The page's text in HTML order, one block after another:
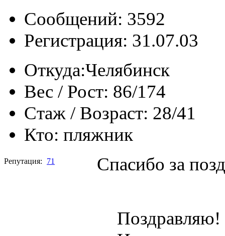
Сообщений: 3592
Регистрация: 31.07.03
Откуда:Челябинск
Вес / Рост: 86/174
Стаж / Возраст: 28/41
Кто: пляжник
Репутация: 71 Спасибо за